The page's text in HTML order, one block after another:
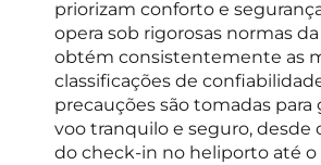
priorizam conforto e
opera sob rigorosas normas da
obtém consistentemente as
classificações de
precauções são tomadas para
voo tranquilo e seguro,
do check-in no heliporto até